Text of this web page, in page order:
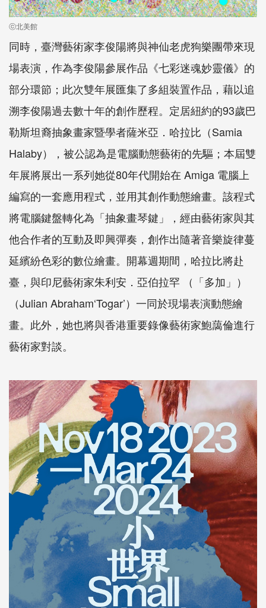
ⓒ北美館
同時，臺灣藝術家李俊陽將與神仙老虎狗樂團帶來現
場表演，作為李俊陽參展作品《七彩迷魂妙靈儀》的
部分環節；此次雙年展匯集了多組裝置作品，藉以追
溯李俊陽過去數十年的創作歷程。定居紐約的93歲巴
勒斯坦裔抽象畫家暨學者薩米亞．哈拉比（Samia
Halaby），被公認為是電腦動態藝術的先驅；本屆雙
年展將展出一系列她從80年代開始在 Amiga 電腦上
編寫的一套應用程式，並用其創作動態繪畫。該程式
將電腦鍵盤轉化為「抽象畫琴鍵」，經由藝術家與其
他合作者的互動及即興彈奏，創作出隨著音樂旋律蔓
延繽紛色彩的數位繪畫。開幕週期間，哈拉比將赴
臺，與印尼藝術家朱利安．亞伯拉罕 （「多加」）
（Julian Abraham‘Togar’）一同於現場表演動態繪
畫。此外，她也將與香港重要錄像藝術家鮑藹倫進行
藝術家對談。